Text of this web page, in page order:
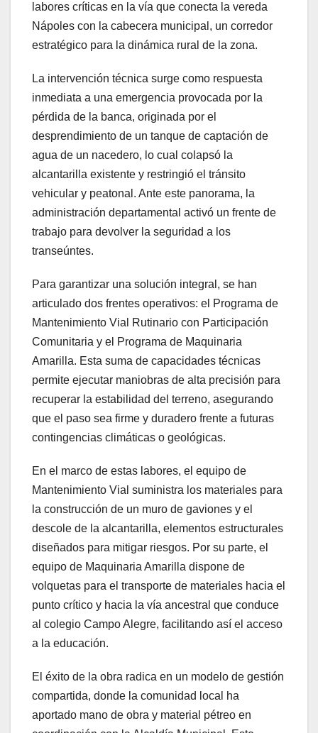
labores críticas en la vía que conecta la vereda
Nápoles con la cabecera municipal, un corredor
estratégico para la dinámica rural de la zona.
La intervención técnica surge como respuesta
inmediata a una emergencia provocada por la
pérdida de la banca, originada por el
desprendimiento de un tanque de captación de
agua de un nacedero, lo cual colapsó la
alcantarilla existente y restringió el tránsito
vehicular y peatonal. Ante este panorama, la
administración departamental activó un frente de
trabajo para devolver la seguridad a los
transeúntes.
Para garantizar una solución integral, se han
articulado dos frentes operativos: el Programa de
Mantenimiento Vial Rutinario con Participación
Comunitaria y el Programa de Maquinaria
Amarilla. Esta suma de capacidades técnicas
permite ejecutar maniobras de alta precisión para
recuperar la estabilidad del terreno, asegurando
que el paso sea firme y duradero frente a futuras
contingencias climáticas o geológicas.
En el marco de estas labores, el equipo de
Mantenimiento Vial suministra los materiales para
la construcción de un muro de gaviones y el
descole de la alcantarilla, elementos estructurales
diseñados para mitigar riesgos. Por su parte, el
equipo de Maquinaria Amarilla dispone de
volquetas para el transporte de materiales hacia el
punto crítico y hacia la vía ancestral que conduce
al colegio Campo Alegre, facilitando así el acceso
a la educación.
El éxito de la obra radica en un modelo de gestión
compartida, donde la comunidad local ha
aportado mano de obra y material pétreo en